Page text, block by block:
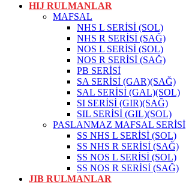
HIJ RULMANLAR
MAFSAL
NHS L SERİSİ (SOL)
NHS R SERİSİ (SAĞ)
NOS L SERİSİ (SOL)
NOS R SERİSİ (SAĞ)
PB SERİSİ
SA SERİSİ (GAR)(SAĞ)
SAL SERİSİ (GAL)(SOL)
SI SERİSİ (GIR)(SAĞ)
SIL SERİSİ (GIL)(SOL)
PASLANMAZ MAFSAL SERİSİ
SS NHS L SERİSİ (SOL)
SS NHS R SERİSİ (SAĞ)
SS NOS L SERİSİ (SOL)
SS NOS R SERİSİ (SAĞ)
JIB RULMANLAR